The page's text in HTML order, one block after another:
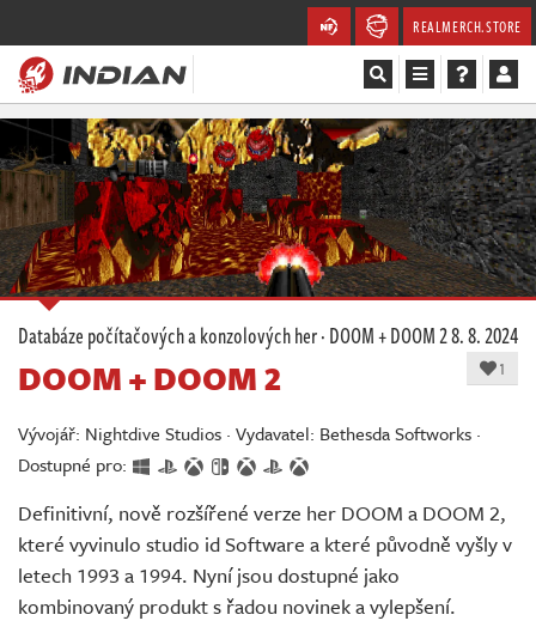
REALMERCH.STORE
Magazín
Recenze
Videa
Soutěže
Databáze
Komunita
Redakce
Živě
Databáze počítačových a konzolových her·DOOM + DOOM 28. 8. 2024
1
DOOM + DOOM 2
Vývojář: Nightdive Studios · Vydavatel: Bethesda Softworks ·
Dostupné pro:
Definitivní, nově rozšířené verze her DOOM a DOOM 2,
které vyvinulo studio id Software a které původně vyšly v
letech 1993 a 1994. Nyní jsou dostupné jako
kombinovaný produkt s řadou novinek a vylepšení.